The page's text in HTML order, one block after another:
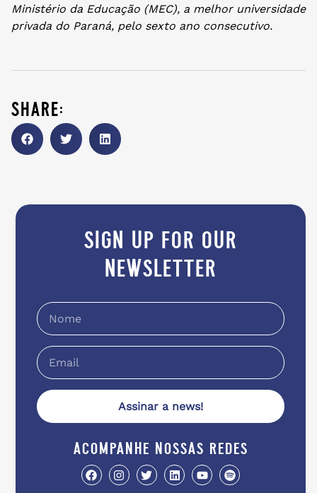
Ministério da Educação (MEC), a melhor universidade
privada do Paraná, pelo sexto ano consecutivo.
share:
sign up for our
newsletter
Assinar a news!
acompanhe nossas redes